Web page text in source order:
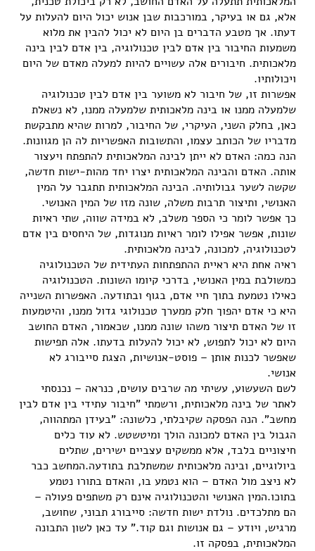
אלא, גם או בעיקר, במורכבות שבן אנוש יכול היום להעלות על
דעתו. אך מטבע הדברים בן היום לא יכול להבין את מלוא
משמעות החיבור בין אדם לבין טכנולוגיה, בין אדם לבין בינה
מלאכותית. חיבורים אלה עשויים להיות למעלה מאדם של היום
ויכולותיו.
אפשרות זו, של חיבור לא משוער בין אדם לבין טכנולוגיה
שלמעלה ממנו או בינה מלאכותית שלמעלה ממנו, לא נשאלת
כאן, בחלק השני, העיקרי, של החיבור, למרות שהיא מתבקשת
מדבריו של הכותב עצמו, והתשובות האפשריות לה הן מגוונות.
הנה כמה: האדם לא ייתן לבינה המלאכותית להתפתח ויעצור
אותה. האדם והבינה המלאכותית יצרו יחד מהות-ישות חדשה,
שקשה לשער גבולותיה. הבינה המלאכותית תתגבר על המין
האנושי, ותיצור תרבות משלה, שונה מזו של המין האנושי.
כך אפשר לומר כי הספר משלב, לא במידה שווה, שתי ראיות
שונות, אפשר אפילו לומר ראיות מנוגדות, של היחסים בין אדם
לטכנולוגיה, למכונה, לבינה מלאכותית.
ראיה אחת היא ראיית ההתפתחות העתידית של הטכנולוגיה
כמשולבת במין האנושי, בדרכי קיומו השונות. הטכנולוגיה
כאילו נטמעת בתוך חיי אדם, בגוף ובתודעה. האפשרות השנייה
היא כי אדם יהפוך חלק ממערך טכנולוגי גדול ממנו, והיטמעות
זו של האדם תיצור משהו שונה ממנו, שכאמור, האדם החושב
היום לא יכול לתפוש, לא יכול להעלות בדעתו. אלה תפישות
שאפשר לכנות אותן – פוסט-אנושיות, הצגת סייבורג לא
אנושי.
לשם השעשוע, עשיתי מה שרבים עושים, כנראה – נכנסתי
לאתר של בינה מלאכותית, ורשמתי "חיבור עתידי בין אדם לבין
מחשב". הנה הפסקה שקיבלתי, כלשונה: "בעידן המתהווה,
הגבול בין האדם למכונה הולך ומיטשטש. לא עוד כלים
חיצוניים בלבד, אלא ממשקים עצביים ישירים, שתלים
ביולוגיים, ובינה מלאכותית שמשתלבת בתודעה.המחשב כבר
לא ניצב מול האדם – הוא נטמע בו, והאדם בתורו נטמע
בתוכו.המין האנושי והטכנולוגיה אינם רק משתפים פעולה –
הם מתלכדים. נולדת ישות חדשה: סייבורג תבוני, שחושב,
מרגיש, ויודע – גם אנושות וגם קוד." עד כאן לשון התבונה
המלאכותית, בפסקה זו.